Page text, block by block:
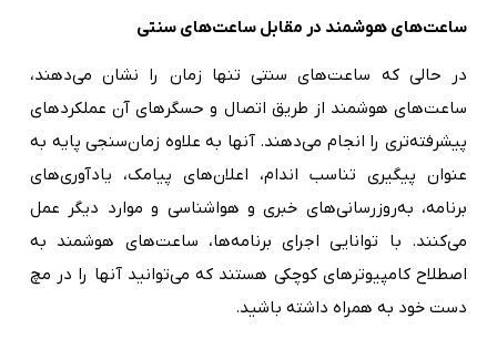
ساعت‌های هوشمند در مقابل ساعت‌های سنتی
در حالی که ساعت‌های سنتی تنها زمان را نشان می‌دهند،
ساعت‌های هوشمند از طریق اتصال و حسگرهای آن عملکردهای
پیشرفته‌تری را انجام می‌دهند. آنها به علاوه زمان‌سنجی پایه به
عنوان پیگیری تناسب اندام، اعلان‌های پیامک، یادآوری‌های
برنامه، به‌روزرسانی‌های خبری و هواشناسی و موارد دیگر عمل
می‌کنند. با توانایی اجرای برنامه‌ها، ساعت‌های هوشمند به
اصطلاح کامپیوترهای کوچکی هستند که می‌توانید آنها را در مچ
دست خود به همراه داشته باشید.